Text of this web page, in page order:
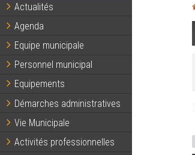
Actualités
Agenda
Equipe municipale
Personnel municipal
Equipements
Démarches administratives
Vie Municipale
Activités professionnelles